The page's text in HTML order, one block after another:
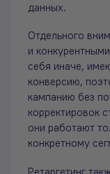
данных.
Отдельного
и
себя иначе,
конверсию,
кампанию без
корректировок
они работают
конкретному